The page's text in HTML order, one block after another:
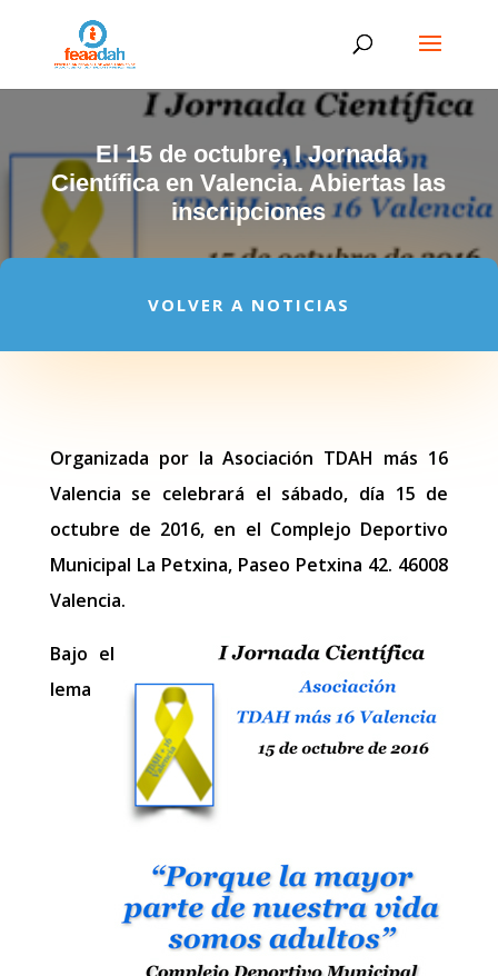
El 15 de octubre, I Jornada
Científica en Valencia. Abiertas las
inscripciones
VOLVER A NOTICIAS
Organizada por la Asociación TDAH más 16
Valencia se celebrará el sábado, día 15 de
octubre de 2016, en el Complejo Deportivo
Municipal La Petxina, Paseo Petxina 42. 46008
Valencia.
Bajo el
lema